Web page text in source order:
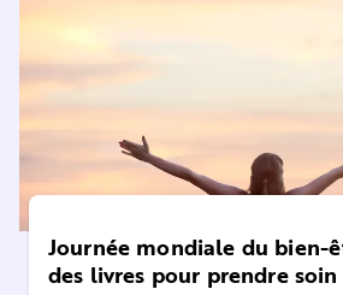
Journée mondiale du bien-
des livres pour prendre soin